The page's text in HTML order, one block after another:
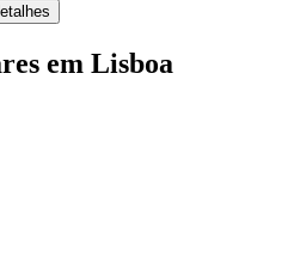
em Lisboa